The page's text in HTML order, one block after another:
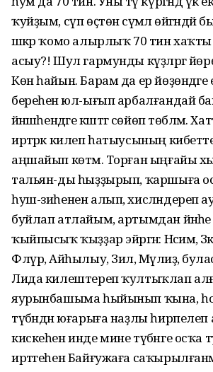
ҡуйҙым, сүп өҫтөнә сүмәлә өйгәндәй
шәкәр ҡомо алырлыҡ 70 тин хаҡты
асыу?! Шул гармунды күҙләргә
Көн һайын. Барам да ер йөҙөндәге
береһенә юл-ығып арбалғандай
йәнәшәһендәге кәштәгә сөйөп төбәләм.
иртәрәк килеп һатыусының
аңшайып көтәм. Торған ыңғайы
тальян-ды һыҙҙырып, ҡаршыға
һуш-зиһенен алып, хисләндереп
буйлап атлайым, артымдан йәнәһе
ҡыйпысыҡ ҡыҙҙар эйәргән: Нәсимә,
Флүрә, Айһылыу, Зилә, Мәүлиҙә,
Лида килештереп ҡултыҡлап
яурынбашыма һыйынып ҡына,
түбәндән юғарыға наҙлы
кискеһен инде мине түбәнге осҡа
иртәгеһен Байғужаға